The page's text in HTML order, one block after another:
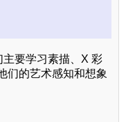
主要学习素描、X 彩
们的艺术感知和想象